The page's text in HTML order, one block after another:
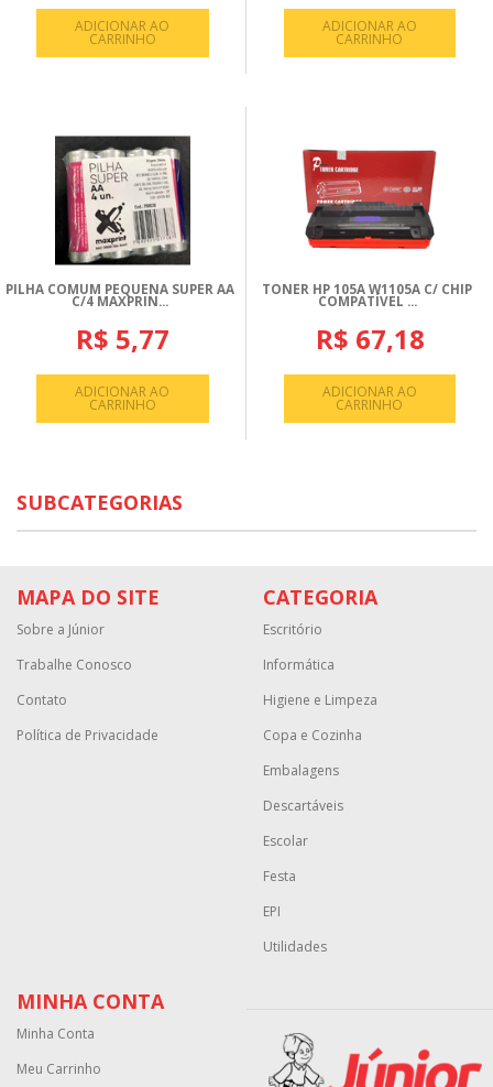
ADICIONAR AO
CARRINHO
ADICIONAR AO
CARRINHO
PILHA COMUM PEQUENA SUPER AA
C/4 MAXPRIN...
R$ 5,77
ADICIONAR AO
CARRINHO
TONER HP 105A W1105A C/ CHIP
COMPATÍVEL ...
R$ 67,18
ADICIONAR AO
CARRINHO
SUBCATEGORIAS
MAPA DO SITE
Sobre a Júnior
Trabalhe Conosco
Contato
Política de Privacidade
CATEGORIA
Escritório
Informática
Higiene e Limpeza
Copa e Cozinha
Embalagens
Descartáveis
Escolar
Festa
EPI
Utilidades
MINHA CONTA
Minha Conta
Meu Carrinho